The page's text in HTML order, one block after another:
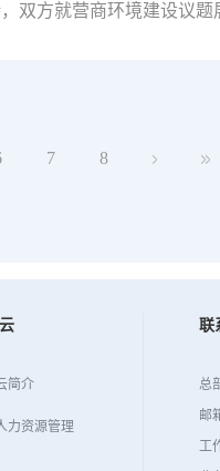
双方就营商环境建设议题
7 8
简介
力资源管理
联
总
邮
工